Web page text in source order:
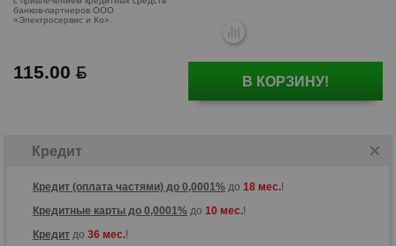
Кредитные продукты предоставляются
115.00 В КОРЗИНУ!
Кредит
Кредит (оплата частями) до 0,0001% до 18 мес.!
Кредитные карты до 0,0001% до 10 мес.!
Кредит до 36 мес.!